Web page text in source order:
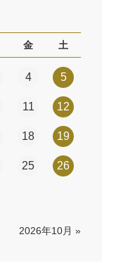
金 土
4 5
11 12
18 19
25 26
2026年10月 »